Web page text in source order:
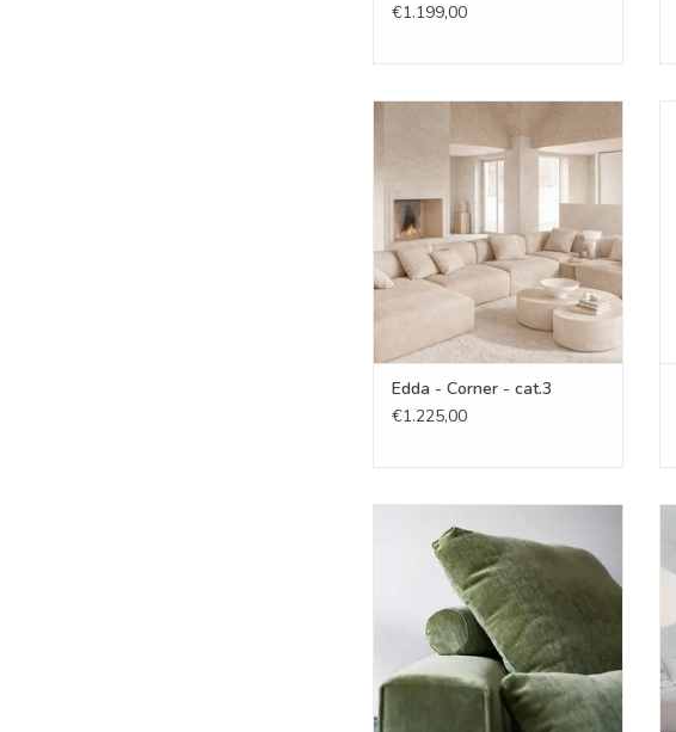
€1.199,00
Edda - Corner - cat.3
TOEVOEGEN AAN WINKELWAGEN
Edda - Corner - cat.3
€1.225,00
cat.3
TOEVOEGEN AAN WINKELWAGEN